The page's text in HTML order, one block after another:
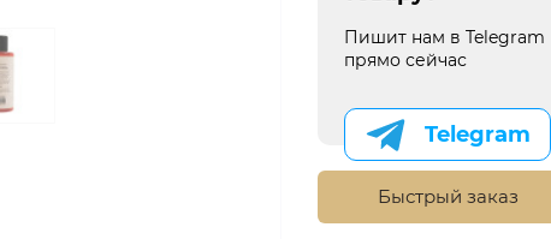
Пишит нам в Telegram
прямо сейчас
Telegram
Быстрый заказ